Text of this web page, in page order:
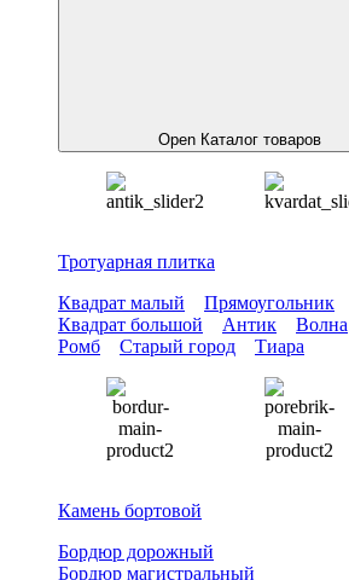
Open Каталог товаров
Тротуарная плитка
Квадрат малый
Прямоугольник
Квадрат большой
Антик Волна
Ромб
Старый город Тиара
Камень бортовой
Бордюр дорожный
Бордюр магистральный